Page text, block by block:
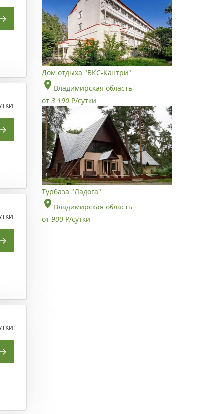
Дом отдыха "ВКС-Кантри"
Владимирская область
от 3 190 Р/сутки
Турбаза "Ладога"
Владимирская область
от 900 Р/сутки